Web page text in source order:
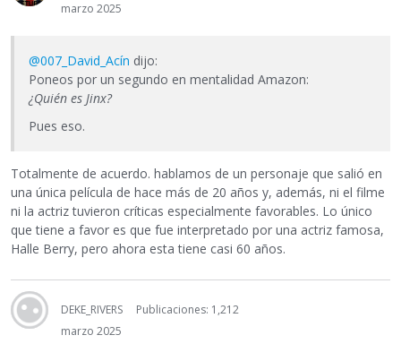
marzo 2025
@007_David_Acín dijo:
Poneos por un segundo en mentalidad Amazon:
¿Quién es Jinx?
Pues eso.
Totalmente de acuerdo. hablamos de un personaje que salió en
una única película de hace más de 20 años y, además, ni el filme
ni la actriz tuvieron críticas especialmente favorables. Lo único
que tiene a favor es que fue interpretado por una actriz famosa,
Halle Berry, pero ahora esta tiene casi 60 años.
DEKE_RIVERS
Publicaciones: 1,212
marzo 2025